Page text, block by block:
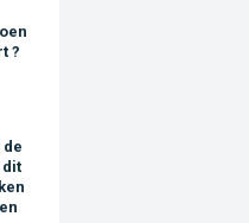
?
de
dit
zijn de beste plekken om